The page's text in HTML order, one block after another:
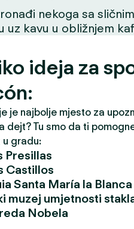
c
a
nekoga sa
uz kavu u obližnjem
ideja za
je najbolje mjesto za
dejt? Tu smo da ti
gradu:
Presillas
Castillos
Santa María la Blanca
muzej umjetnosti
Nobela